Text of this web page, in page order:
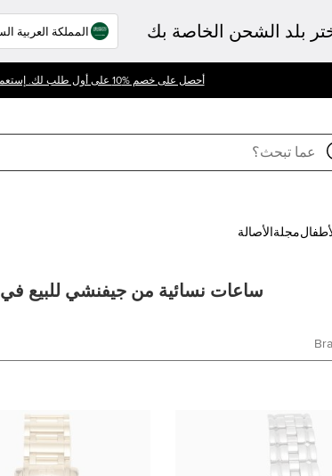
بلد الشحن الخاصة بك
أحصل على خصم %10 على أول طلب لك. إستعمل الرمز - WELCOME10
مجلة الأصالة
ساعات نسائية من جيفنشي للبيع في Saudi Arabia